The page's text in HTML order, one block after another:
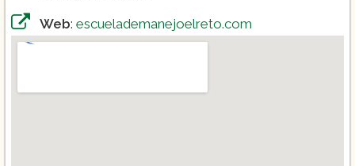
Web: escuelademanejoelreto.com